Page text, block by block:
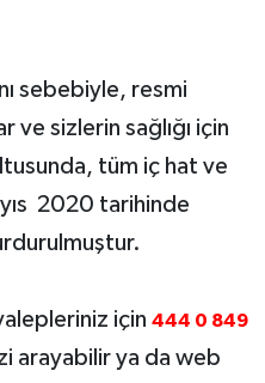
sebebiyle, resmi
ve sizlerin sağlığı için
tüm iç hat ve
2020 tarihinde
için 444 0 849
arayabilir ya da web